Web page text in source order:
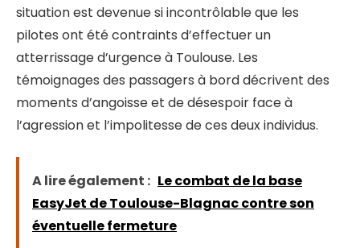
situation est devenue si incontrôlable que les
pilotes ont été contraints d’effectuer un
atterrissage d’urgence à Toulouse. Les
témoignages des passagers à bord décrivent des
moments d’angoisse et de désespoir face à
l’agression et l’impolitesse de ces deux individus.
A lire également : Le combat de la base
EasyJet de Toulouse-Blagnac contre son
éventuelle fermeture